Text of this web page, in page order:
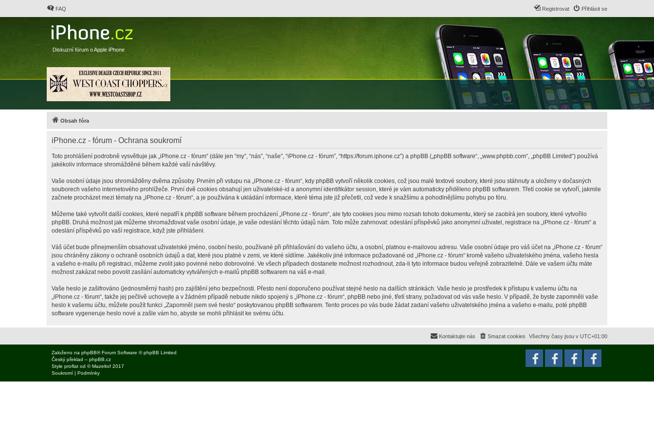
FAQ Přihlásit se
Registrovat
Diskuzní fórum o Apple iPhone
Obsah fóra
iPhone.cz - fórum - Ochrana soukromí
Toto prohlášení podrobně vysvětluje jak „iPhone.cz - fórum“ (dále jen “my”, “nás”, “naše”, “iPhone.cz - fórum”, “https://forum.iphone.cz”) a phpBB („phpBB software“, „www.phpbb.com“, „phpBB Limited“) používá
jakékoliv informace shromážděné během každé vaší návštěvy.
Vaše osobní údaje jsou shromážděny dvěma způsoby. Prvním při vstupu na „iPhone.cz - fórum“, kdy phpBB vytvoří několik cookies, což jsou malé textové soubory, které jsou stáhnuty a uloženy v dočasných
souborech vašeho internetového prohlížeče. První dvě cookies obsahují jen uživatelské-id a anonymní identifikátor session, které je vám automaticky přiděleno phpBB softwarem. Třetí cookie se vytvoří, jakmile
začnete procházet mezi tématy na „iPhone.cz - fórum“, a je používána k ukládání informace, které téma jste již přečetli, což vede k snažšímu a pohodlnějšímu pohybu po fóru.
Můžeme také vytvořit další cookies, které nepatří k phpBB software během procházení „iPhone.cz - fórum“, ale tyto cookies jsou mimo rozsah tohoto dokumentu, který se zaobírá jen soubory, které vytvořilo
phpBB. Druhá možnost jak můžeme shromažďovat vaše osobní údaje, je vaše odeslání těchto údajů nám. Toto může zahrnovat: odeslání příspěvků jako anonymní uživatel, registrace na „iPhone.cz - fórum“ a
odeslání příspěvků po vaší registrace, když jste přihlášeni.
Váš účet bude přinejmenším obsahovat uživatelské jméno, osobní heslo, používané při přihlašování do vašeho účtu, a osobní, platnou e-mailovou adresu. Vaše osobní údaje pro váš účet na „iPhone.cz - fórum“
jsou chráněny zákony o ochraně osobních údajů a dat, které jsou platné v zemi, ve které sídlíme. Jakékoliv jiné informace požadované od „iPhone.cz - fórum“ kromě vašeho uživatelského jména, vašeho hesla
a vašeho e-mailu při registraci, můžeme zvolit jako povinné nebo dobrovolné. Ve všech případech dostanete možnost rozhodnout, zda-li tyto informace budou veřejně zobrazitelné. Dále ve vašem účtu máte
možnost zakázat nebo povolit zasílání automaticky vytvářených e-mailů phpBB softwarem na váš e-mail.
Vaše heslo je zašifrováno (jednosměrný hash) pro zajištění jeho bezpečnosti. Přesto není doporučeno používat stejné heslo na dalších stránkách. Vaše heslo je prostředek k přístupu k vašemu účtu na
„iPhone.cz - fórum“, takže jej pečlivě uchovejte a v žádném případě nebude nikdo spojený s „iPhone.cz - fórum“, phpBB nebo jiné, třetí strany, požadovat od vás vaše heslo. V případě, že byste zapomněli vaše
heslo k vašemu účtu, můžete použít funkci „Zapomněl jsem své heslo“ poskytovanou phpBB softwarem. Tento proces po vás bude žádat zadaní vašeho uživatelského jména a vašeho e-mailu, poté phpBB
software vygeneruje heslo nové a zašle vám ho, abyste se mohli přihlásit ke svému účtu.
Všechny časy jsou v UTC+01:00
Smazat cookies
Kontaktujte nás
Založeno na phpBB® Forum Software © phpBB Limited
Český překlad – phpBB.cz
Style proflat od ©Mazeltof 2017
Soukromí | Podmínky